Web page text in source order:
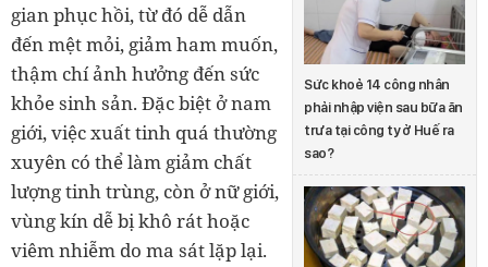
Sức khoẻ 14 công nhân
phải nhập viện sau bữa ăn
trưa tại công ty ở Huế ra
sao?
gian phục hồi, từ đó dễ dẫn
đến mệt mỏi, giảm ham muốn,
thậm chí ảnh hưởng đến sức
khỏe sinh sản. Đặc biệt ở nam
giới, việc xuất tinh quá thường
xuyên có thể làm giảm chất
lượng tinh trùng, còn ở nữ giới,
vùng kín dễ bị khô rát hoặc
viêm nhiễm do ma sát lặp lại.